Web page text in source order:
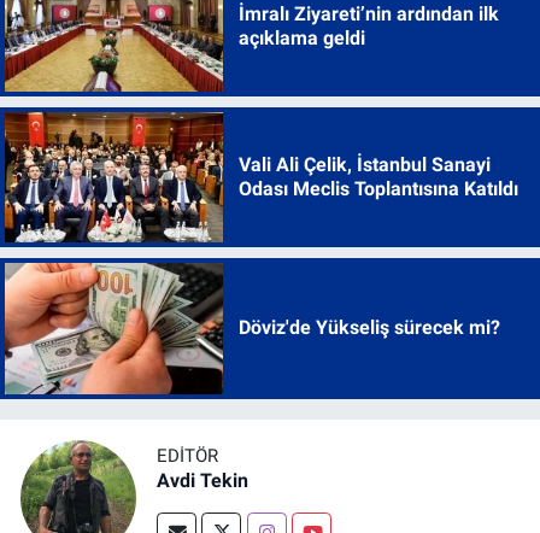
İmralı Ziyareti’nin ardından ilk
açıklama geldi
Vali Ali Çelik, İstanbul Sanayi
Odası Meclis Toplantısına Katıldı
Döviz'de Yükseliş sürecek mi?
EDITÖR
Avdi Tekin